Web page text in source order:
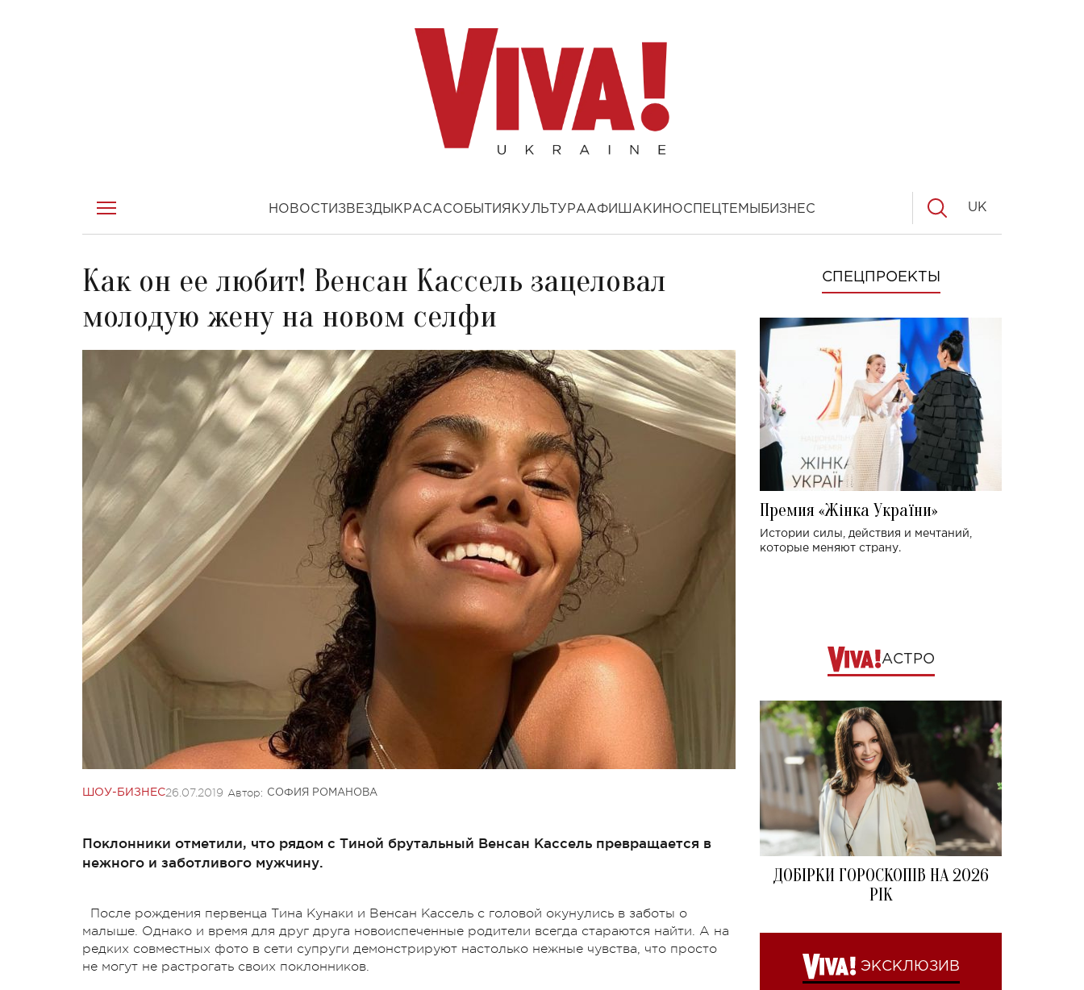
НОВОСТИ ЗВЕЗДЫ КРАСАСОБЫТИЯ КУЛЬТУРААФИША КИНОСПЕЦТЕМЫ БИЗНЕС UK
Как он ее любит! Венсан Кассель зацеловал
молодую жену на новом селфи
ШОУ-БИЗНЕС26.07.2019 Автор: СОФИЯ РОМАНОВА
Поклонники отметили, что рядом с Тиной брутальный Венсан Кассель превращается в
нежного и заботливого мужчину.
После рождения первенца Тина Кунаки и Венсан Кассель с головой окунулись в заботы о
малыше. Однако и время для друг друга новоиспеченные родители всегда стараются найти. А на
редких совместных фото в сети супруги демонстрируют настолько нежные чувства, что просто
не могут не растрогать своих поклонников.
СПЕЦПРОЕКТЫ
Премия «Жінка України»
Истории силы, действия и мечтаний,
которые меняют страну.
АСТРО
ДОБІРКИ ГОРОСКОПІВ НА 2026
РІК
ЭКСКЛЮЗИВ